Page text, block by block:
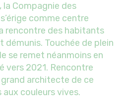
la Compagnie des
comme centre
rencontre des habitants
démunis. Touchée de plein
se remet néanmoins en
vers 2021. Rencontre
architecte de ce
couleurs vives.